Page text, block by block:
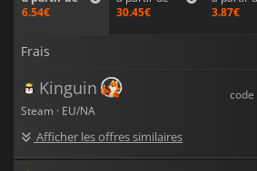
En conséquence,Mortal Kombat 1
honore le passé tout en traçant sans
6.54€
30.45€
3.87€
Frais
Kinguin
Steam · EU/NA
Afficher les offres similaires